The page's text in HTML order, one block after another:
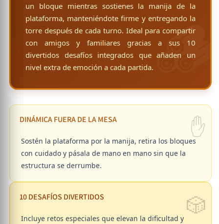
🪵
un bloque mientras sostienes la manija de la
plataforma, manteniéndote firme y entregando la
torre después de cada turno. Ideal para compartir
con amigos y familiares gracias a sus 10
divertidos desafíos integrados que añaden un
nivel extra de emoción a cada partida.
✋
DINÁMICA FUERA DE LA MESA
Sostén la plataforma por la manija, retira los bloques
con cuidado y pásala de mano en mano sin que la
estructura se derrumbe.
🎲
10 DESAFÍOS DIVERTIDOS
Incluye retos especiales que elevan la dificultad y